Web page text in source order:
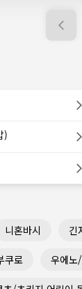
)
니혼바시 긴
쿠로 우에노